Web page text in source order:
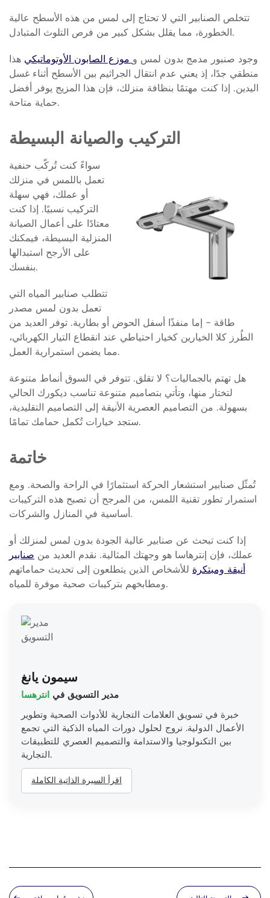
تتخلص الصنابير التي لا تحتاج إلى لمس من هذه الأسطح عالية
الخطورة، مما يقلل بشكل كبير من فرص التلوث المتبادل.
وجود صنبور مدمج بدون لمس وموزع الصابون الأوتوماتيكي هذا
منطقي جدًا، إذ يعني عدم انتقال الجراثيم بين الأسطح أثناء غسل
اليدين. إذا كنت مهتمًا بنظافة منزلك، فإن هذا المزيج يوفر أفضل
حماية متاحة.
التركيب والصيانة البسيطة
سواءً كنت تُركّب حنفية
تعمل باللمس في منزلك
أو عملك، فهي سهلة
التركيب نسبيًا. إذا كنت
معتادًا على أعمال الصيانة
المنزلية البسيطة، فيمكنك
على الأرجح استبدالها
بنفسك.
تتطلب صنابير المياه التي
تعمل بدون لمس مصدر
طاقة - إما منفذًا أسفل الحوض أو بطارية. توفر العديد من
الطُرز كلا الخيارين كخيار احتياطي عند انقطاع التيار الكهربائي،
مما يضمن استمرارية العمل.
هل تهتم بالجماليات؟ لا تقلق. تتوفر في السوق أنماط متنوعة
لتختار منها، وتأتي بتصاميم متنوعة تناسب ديكورك الحالي
بسهولة. من التصاميم العصرية الأنيقة إلى التصاميم التقليدية،
ستجد خيارات تُكمل حمامك تمامًا.
خاتمة
تُمثّل صنابير استشعار الحركة استثمارًا في الراحة والصحة. ومع
استمرار تطور تقنية اللمس، من المرجح أن تصبح هذه التركيبات
أساسية في المنازل والشركات.
إذا كنت تبحث عن صنابير عالية الجودة بدون لمس لمنزلك أو
عملك، فإن إنترهاسا هو وجهتك المثالية. نقدم العديد من صنابير
أنيقة ومبتكرة للأشخاص الذين يتطلعون إلى تحديث حماماتهم
ومطابخهم بتركيبات صحية موفرة للمياه.
سيمون يانغ
مدير التسويق في انترهسا
خبرة في تسويق العلامات التجارية للأدوات الصحية وتطوير
الأعمال الدولية. نروج لحلول دورات المياه الذكية التي تجمع
بين التكنولوجيا والاستدامة والتصميم العصري للتطبيقات
التجارية.
اقرأ السيرة الذاتية الكاملة